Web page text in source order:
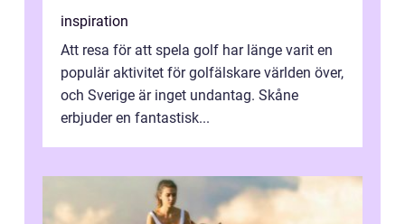
inspiration
Att resa för att spela golf har länge varit en
populär aktivitet för golfälskare världen över,
och Sverige är inget undantag. Skåne
erbjuder en fantastisk...